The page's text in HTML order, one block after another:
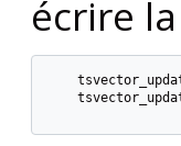
écrire